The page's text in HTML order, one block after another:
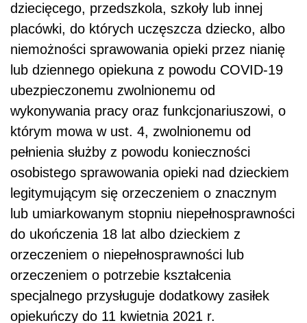
dziecięcego, przedszkola, szkoły lub innej
placówki, do których uczęszcza dziecko, albo
niemożności sprawowania opieki przez nianię
lub dziennego opiekuna z powodu COVID-19
ubezpieczonemu zwolnionemu od
wykonywania pracy oraz funkcjonariuszowi, o
którym mowa w ust. 4, zwolnionemu od
pełnienia służby z powodu konieczności
osobistego sprawowania opieki nad dzieckiem
legitymującym się orzeczeniem o znacznym
lub umiarkowanym stopniu niepełnosprawności
do ukończenia 18 lat albo dzieckiem z
orzeczeniem o niepełnosprawności lub
orzeczeniem o potrzebie kształcenia
specjalnego przysługuje dodatkowy zasiłek
opiekuńczy do 11 kwietnia 2021 r.